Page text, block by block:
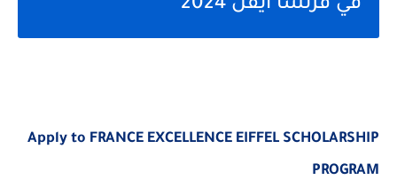
في فرنسا ايفل 2024
Apply to FRANCE EXCELLENCE EIFFEL SCHOLARSHIP
PROGRAM